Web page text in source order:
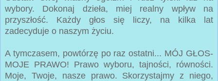
wybory. Dokonaj dzieła, miej realny wpływ na
przyszłość. Każdy głos się liczy, na kilka lat
zadecyduje o naszym życiu.
A tymczasem, powtórzę po raz ostatni... MÓJ GŁOS-
MOJE PRAWO! Prawo wyboru, tajności, równości.
Moje, Twoje, nasze prawo. Skorzystajmy z niego,